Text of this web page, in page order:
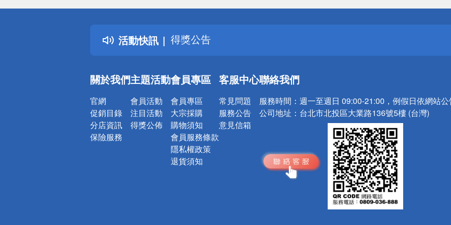
活動快訊
詐騙網頁！請小心！
得獎公告
熱門話題
銀行優惠
詐騙網頁！請小心！
關於我們
官網
促銷目錄
分店資訊
保險服務
主題活動
會員活動
注目活動
得獎公佈
會員專區
會員專區
大宗採購
購物須知
會員服務條款
隱私權政策
退貨須知
客服中心
常見問題
服務公告
意見信箱
聯絡我們
服務時間： 週一至週日 09:00-21:00，例假日依網站
公司地址： 台北市北投區大業路136號5樓 (台灣)